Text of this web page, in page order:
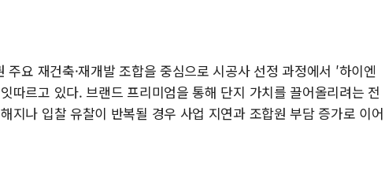
요 재건축·재개발 조합을 중심으로 시공사 선정 과정에서 ′하이엔
따르고 있다. 브랜드 프리미엄을 통해 단지 가치를 끌어올리려는 전
지나 입찰 유찰이 반복될 경우 사업 지연과 조합원 부담 증가로 이어